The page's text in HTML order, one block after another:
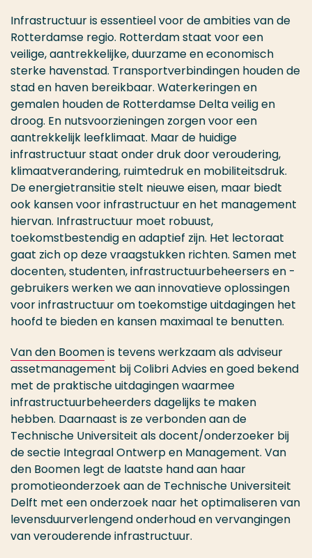
Infrastructuur is essentieel voor de ambities van de
Rotterdamse regio. Rotterdam staat voor een
veilige, aantrekkelijke, duurzame en economisch
sterke havenstad. Transportverbindingen houden de
stad en haven bereikbaar. Waterkeringen en
gemalen houden de Rotterdamse Delta veilig en
droog. En nutsvoorzieningen zorgen voor een
aantrekkelijk leefklimaat. Maar de huidige
infrastructuur staat onder druk door veroudering,
klimaatverandering, ruimtedruk en mobiliteitsdruk.
De energietransitie stelt nieuwe eisen, maar biedt
ook kansen voor infrastructuur en het management
hiervan. Infrastructuur moet robuust,
toekomstbestendig en adaptief zijn. Het lectoraat
gaat zich op deze vraagstukken richten. Samen met
docenten, studenten, infrastructuurbeheersers en -
gebruikers werken we aan innovatieve oplossingen
voor infrastructuur om toekomstige uitdagingen het
hoofd te bieden en kansen maximaal te benutten.
Van den Boomenis tevens werkzaam als adviseur
assetmanagement bij Colibri Advies en goed bekend
met de praktische uitdagingen waarmee
infrastructuurbeheerders dagelijks te maken
hebben. Daarnaast is ze verbonden aan de
Technische Universiteit als docent/onderzoeker bij
de sectie Integraal Ontwerp en Management. Van
den Boomen legt de laatste hand aan haar
promotieonderzoek aan de Technische Universiteit
Delft met een onderzoek naar het optimaliseren van
levensduurverlengend onderhoud en vervangingen
van verouderende infrastructuur.